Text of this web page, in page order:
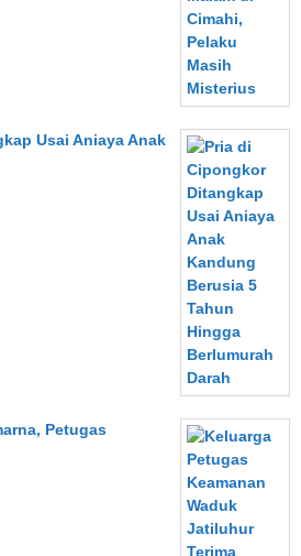
Usai Aniaya Anak
Petugas